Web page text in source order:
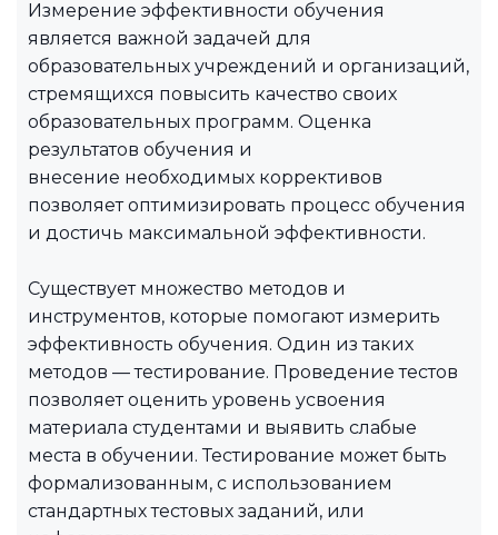
Измерение эффективности обучения
является важной задачей для
образовательных учреждений и организаций,
стремящихся повысить качество своих
образовательных программ. Оценка
результатов обучения и
внесение необходимых коррективов
позволяет оптимизировать процесс обучения
и достичь максимальной эффективности.
Существует множество методов и
инструментов, которые помогают измерить
эффективность обучения. Один из таких
методов — тестирование. Проведение тестов
позволяет оценить уровень усвоения
материала студентами и выявить слабые
места в обучении. Тестирование может быть
формализованным, с использованием
стандартных тестовых заданий, или